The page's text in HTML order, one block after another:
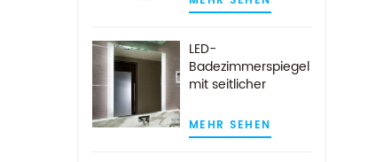
LED-
Badezimmerspiegel
mit seitlicher
Wandmontage im
Hotel
MEHR SEHEN